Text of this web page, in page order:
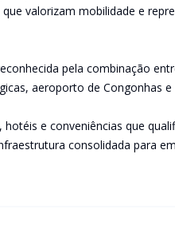
valorizam mobilidade e
pela combinação
aeroporto de Congonhas
e conveniências que
consolidada para